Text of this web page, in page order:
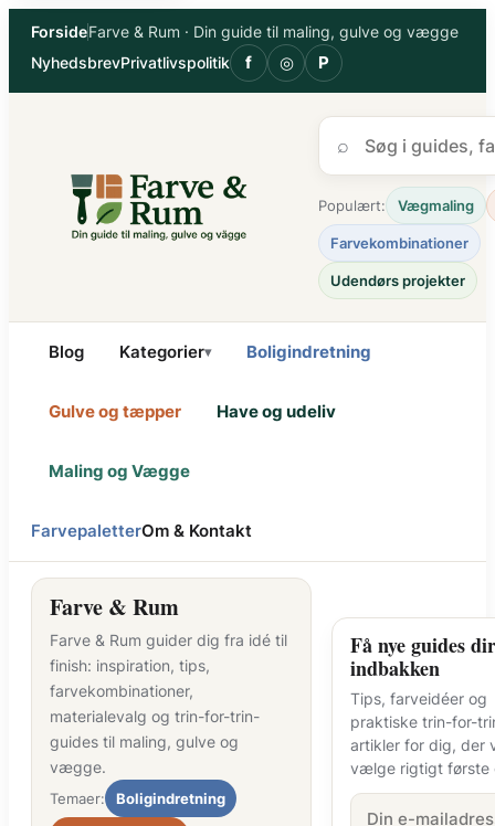
Spring
ForsideFarve & Rum · Din guide til maling, gulve og vægge
NyhedsbrevPrivatlivspolitik f ◎ P
⌕
Populært: Vægmaling
Farvekombinationer
Udendørs projekter
Blog Kategorier▾ Boligindretning
Gulve og tæpper Have og udeliv
Maling og Vægge
FarvepaletterOm & Kontakt
Farve & Rum
Farve & Rum guider dig fra idé til
finish: inspiration, tips,
farvekombinationer,
materialevalg og trin-for-trin-
guides til maling, gulve og
vægge.
Temaer: Boligindretning
Få nye guides
indbakken
Tips, farveidéer og
praktiske trin-for-
artikler for dig, der
vælge rigtigt første